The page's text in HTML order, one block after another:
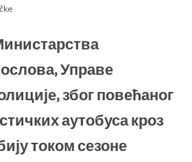
Управе
због повећаног
аутобуса кроз
током сезоне